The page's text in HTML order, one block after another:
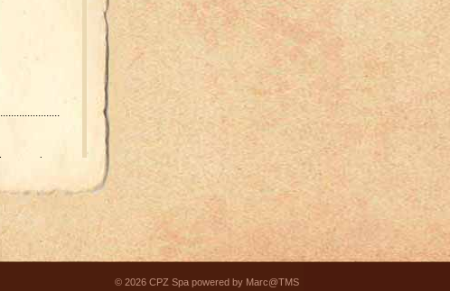
© 2026 CPZ Spa powered by Marc@TMS